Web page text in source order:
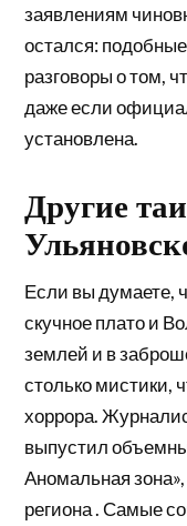
заявлениям
остался:
разговоры о том,
даже если
установлена.
Другие
Если вы думаете,
скучное плато и
землей и в
столько мистики,
хоррора.
выпустил
Аномальная
региона . Самые